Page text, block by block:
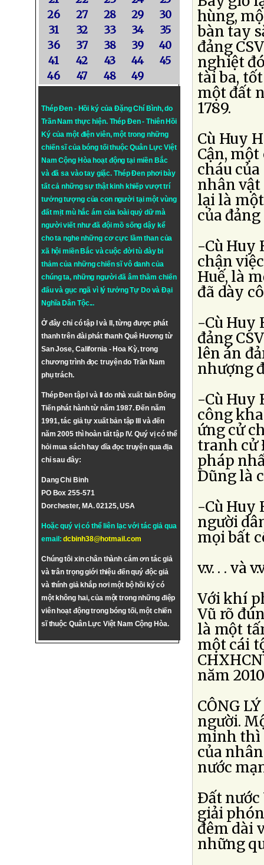
26
27 28 29
30
31
32 33 34
35
36
37 38 39
40
41
42 43 44
45
46
47 48 49
Thép Đen - Hồi ký của Đặng Chí Bình, do
Trần Nam thực hiện. Thép Đen- Thiên Hồi
Ký của một điện viên, một trong những
chiến sĩ của bóng tối thuộc Quân Lực Việt
Nam Cộng Hòa hoạt động tại miền Bắc
và đã sa vào tay giặc. Thép Đen phơi bày
tất cả những sự thật kinh khiếp vượt trí
tưởng tượng của con người tại một vùng
đất mịt mù hắc ám của loài quỷ dữ mà
người viết như đã đội mồ sống dậy kể
cho ta nghe những cơ cực lầm than của
xã hội miền Bắc và cuộc đời tù đày bi
thảm của những chiến sĩ vô danh của
chúng ta, những người đã âm thầm chiến
đấu và gục ngã vì lý tưởngTự DovàĐại
Nghĩa Dân Tộc...
Ở đây chỉ có tập I và II, từng được phát
thanh trên đài phát thanh Quê Hương từ
San Jose, California - Hoa Kỳ, trong
chương trình đọc truyện do Trần Nam
phụ trách.
Thép Đen tập I và II do nhà xuất bản Đông
Tiến phát hành từ năm 1987. Đến năm
1991, tác giả tự xuất bản tập III và đến
năm 2005 thì hoàn tất tập IV. Quý vị có thể
hỏi mua sách hay dĩa đọc truyện qua địa
chỉ sau đây:
Dang Chi Binh
PO Box 255-571
Dorchester, MA. 02125, USA
Hoặc quý vị có thể liên lạc với tác giả qua
email:dcbinh38@hotmail.com
Chúng tôi xin chân thành cám ơn tác giả
và trân trọng giới thiệu đến quý độc giả
và thính giả khắp nơi một bộ hồi ký có
một không hai, của một trong những điệp
viên hoạt động trong bóng tối, một chiến
sĩ thuộc Quân Lực Việt Nam Cộng Hòa.
hùng,
bàn tay
đảng
nghiệt
tài ba,
một đất
1789.
Cù Huy
Cận,
cháu
nhân vật
lại là
của đảng
-Cù Huy
chận
Huế, là
đã dày
-Cù Huy
đảng
lên án
nhượng
-Cù Huy
công
ứng cử
tranh cử
pháp
Dũng là
-Cù Huy
người
mọi bất
v.v. . . và
Với khí
Vũ rõ
là một
một cái
năm
CÔNG
người.
minh thì
của
nước
Ðất nước
giải
đêm dài
những